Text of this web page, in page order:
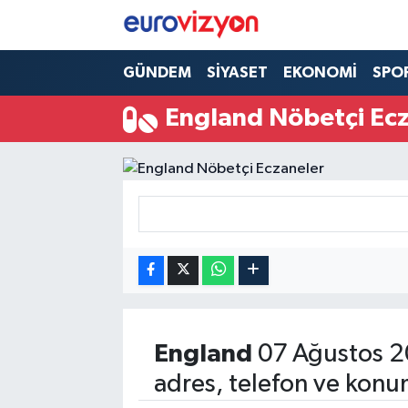
GÜNDEM SİYASET EKONOMİ
England Nöbetçi
England 07 Ağustos
adres, telefon ve